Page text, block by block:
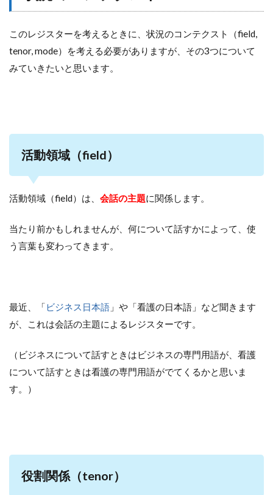
このレジスターを考えるときに、状況のコンテクスト（field,
tenor, mode）を考える必要がありますが、その3つについて
みていきたいと思います。
活動領域（field）
活動領域（field）は、 会話の主題に関係します。
当たり前かもしれませんが、何について話すかによって、使
う言葉も変わってきます。
最近、「ビジネス日本語 」や「看護の日本語」など聞きます
が、これは会話の主題によるレジスターです。
（ビジネスについて話すときはビジネスの専門用語が、看護
について話すときは看護の専門用語がでてくるかと思いま
す。）
役割関係（tenor）